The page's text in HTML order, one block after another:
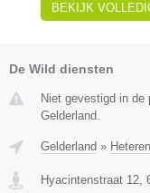
BEKIJK
De Wild diensten
Niet gevestigd in de
Gelderland.
Gelderland » Heteren
Hyacintenstraat 12,